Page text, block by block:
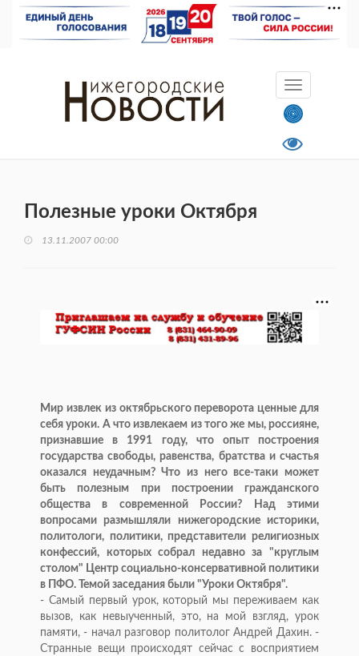
Полезные уроки Октября
13.11.2007 00:00
Мир извлек из октябрьского переворота ценные для
себя уроки. А что извлекаем из того же мы, россияне,
признавшие в 1991 году, что опыт построения
государства свободы, равенства, братства и счастья
оказался неудачным? Что из него все-таки может
быть полезным при построении гражданского
общества в современной России? Над этими
вопросами размышляли нижегородские историки,
политологи, политики, представители религиозных
конфессий, которых собрал недавно за "круглым
столом" Центр социально-консервативной политики
в ПФО. Темой заседания были "Уроки Октября".
- Самый первый урок, который мы переживаем как
вызов, как невыученный, это, на мой взгляд, урок
памяти, - начал разговор политолог Андрей Дахин. -
Странные вещи происходят сейчас с восприятием